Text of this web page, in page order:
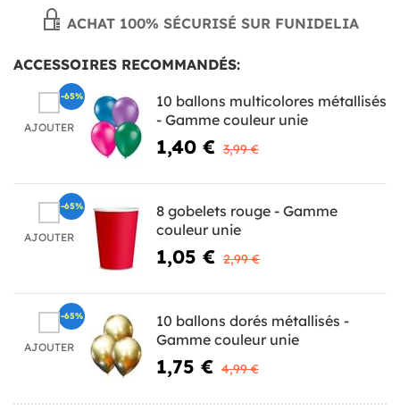
ACHAT 100% SÉCURISÉ SUR FUNIDELIA
ACCESSOIRES RECOMMANDÉS:
AJOUTER
10 ballons multicolores métallisés
- Gamme couleur unie
1,40 € 3,99 €
-65%
AJOUTER
8 gobelets rouge - Gamme
couleur unie
1,05 € 2,99 €
-65%
AJOUTER
10 ballons dorés métallisés -
Gamme couleur unie
1,75 € 4,99 €
-65%